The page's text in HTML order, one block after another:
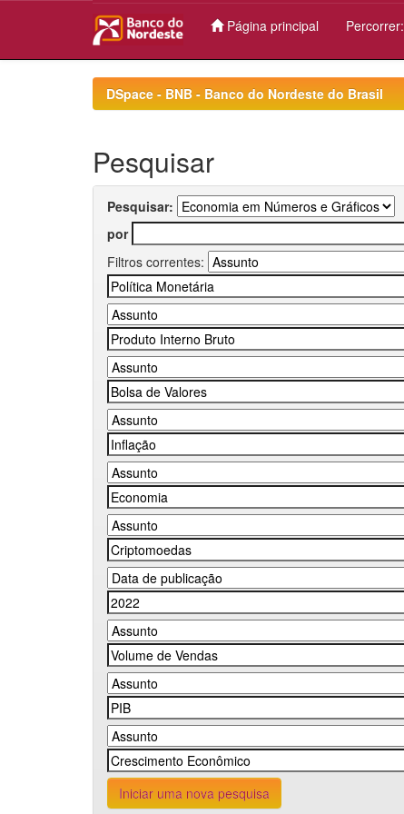
Página principal Percorrer:
DSpace - BNB - Banco do Nordeste do Brasil
Pesquisar
Pesquisar:
por
Filtros correntes:
Iniciar uma nova pesquisa